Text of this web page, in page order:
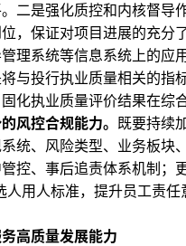
二是强化质控和内核督导
，保证对项目进展的充分
理系统等信息系统上的应
与投行执业质量相关的指
化执业质量评价结果在综
风控合规能力。 既要持续
统、风险类型、业务板块
控、事后追责体系机制；
人用人标准，提升员工责
高质量发展能力